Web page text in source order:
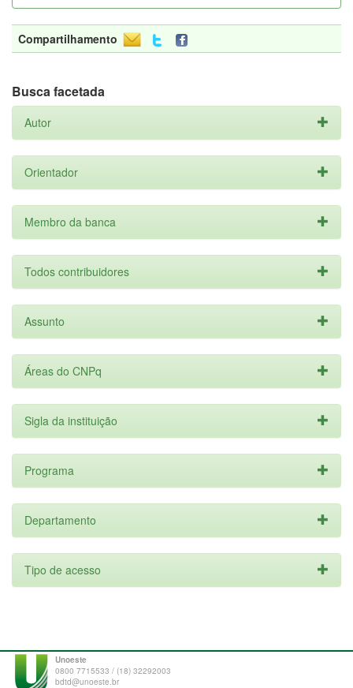
Compartilhamento
Busca facetada
Autor
Orientador
Membro da banca
Todos contribuidores
Assunto
Áreas do CNPq
Sigla da instituição
Programa
Departamento
Tipo de acesso
Unoeste
0800 7715533 / (18) 32292003
bdtd@unoeste.br